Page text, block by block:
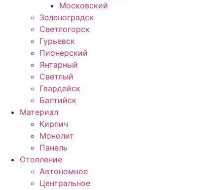
Московский
Зеленоградск
Светлогорск
Гурьевск
Пионерский
Янтарный
Светлый
Гвардейск
Балтийск
Материал
Кирпич
Монолит
Панель
Отопление
Автономное
Центральное